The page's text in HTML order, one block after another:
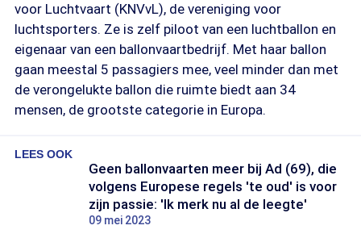
voor Luchtvaart (KNVvL), de vereniging voor
luchtsporters. Ze is zelf piloot van een luchtballon en
eigenaar van een ballonvaartbedrijf. Met haar ballon
gaan meestal 5 passagiers mee, veel minder dan met
de verongelukte ballon die ruimte biedt aan 34
mensen, de grootste categorie in Europa.
LEES OOK
Geen ballonvaarten meer bij Ad (69), die
volgens Europese regels 'te oud' is voor
zijn passie: 'Ik merk nu al de leegte'
09 mei 2023